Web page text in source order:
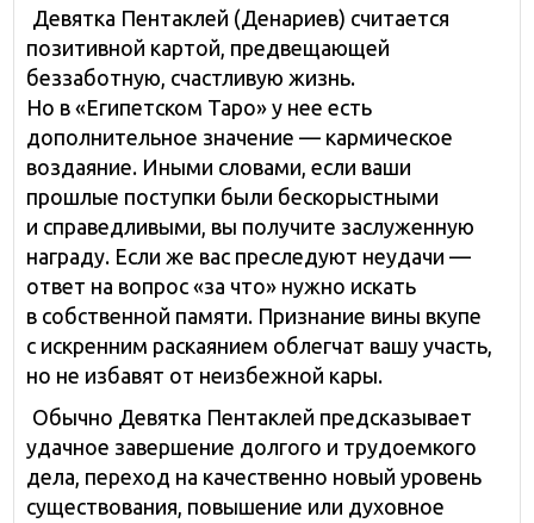
Девятка Пентаклей (Денариев) считается
позитивной картой, предвещающей
беззаботную, счастливую жизнь.
Но в «Египетском Таро» у нее есть
дополнительное значение — кармическое
воздаяние. Иными словами, если ваши
прошлые поступки были бескорыстными
и справедливыми, вы получите заслуженную
награду. Если же вас преследуют неудачи —
ответ на вопрос «за что» нужно искать
в собственной памяти. Признание вины вкупе
с искренним раскаянием облегчат вашу участь,
но не избавят от неизбежной кары.
Обычно Девятка Пентаклей предсказывает
удачное завершение долгого и трудоемкого
дела, переход на качественно новый уровень
существования, повышение или духовное